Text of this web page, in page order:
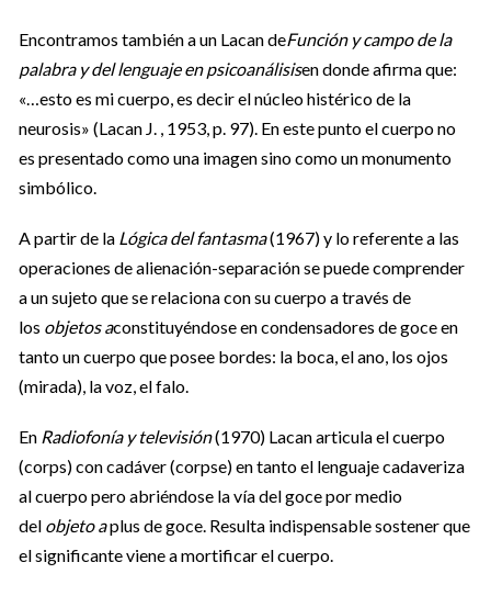
Encontramos también a un Lacan deFunción y campo de la
palabra y del lenguaje en psicoanálisisen donde afirma que:
«…esto es mi cuerpo, es decir el núcleo histérico de la
neurosis» (Lacan J. , 1953, p. 97). En este punto el cuerpo no
es presentado como una imagen sino como un monumento
simbólico.
A partir de la Lógica del fantasma(1967) y lo referente a las
operaciones de alienación-separación se puede comprender
a un sujeto que se relaciona con su cuerpo a través de
los objetos aconstituyéndose en condensadores de goce en
tanto un cuerpo que posee bordes: la boca, el ano, los ojos
(mirada), la voz, el falo.
En Radiofonía y televisión(1970) Lacan articula el cuerpo
(corps) con cadáver (corpse) en tanto el lenguaje cadaveriza
al cuerpo pero abriéndose la vía del goce por medio
del objeto aplus de goce. Resulta indispensable sostener que
el significante viene a mortificar el cuerpo.